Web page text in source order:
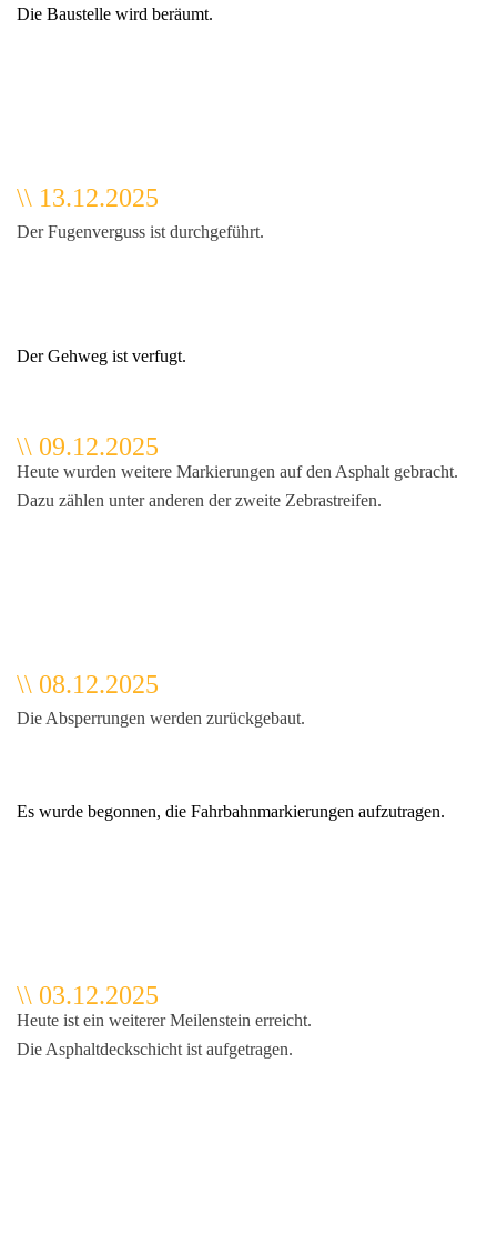
Die Baustelle wird beräumt.
\\ 13.12.2025
Der Fugenverguss ist durchgeführt.
Der Gehweg ist verfugt.
\\ 09.12.2025
Heute wurden weitere Markierungen auf den Asphalt gebracht.
Dazu zählen unter anderen der zweite Zebrastreifen.
\\ 08.12.2025
Die Absperrungen werden zurückgebaut.
Es wurde begonnen, die Fahrbahnmarkierungen aufzutragen.
\\ 03.12.2025
Heute ist ein weiterer Meilenstein erreicht.
Die Asphaltdeckschicht ist aufgetragen.